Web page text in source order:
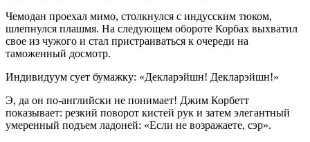
Чемодан проехал мимо, столкнулся с индусским тюком,
шлепнулся плашмя. На следующем обороте Корбах выхватил
свое из чужого и стал пристраиваться к очереди на
таможенный досмотр.
Индивидуум сует бумажку: «Декларэйшн! Декларэйшн!»
Э, да он по-английски не понимает! Джим Корбетт
показывает: резкий поворот кистей рук и затем элегантный
умеренный подъем ладоней: «Если не возражаете, сэр».